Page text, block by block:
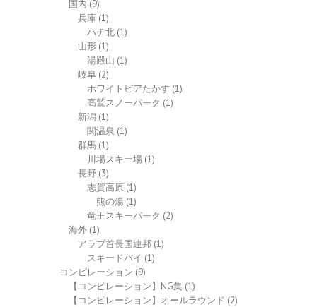
国内 (9)
兵庫 (1)
ハチ北 (1)
山形 (1)
湯殿山 (1)
岐阜 (2)
ホワイトピアたかす (1)
高鷲スノーパーク (1)
新潟 (1)
関温泉 (1)
群馬 (1)
川場スキー場 (1)
長野 (3)
志賀高原 (1)
熊の湯 (1)
竜王スキーパーク (2)
海外 (1)
アラブ首長国連邦 (1)
スキードバイ (1)
コンピレーション (9)
【コンピレーション】NG集 (1)
【コンピレーション】オールラウンド (2)